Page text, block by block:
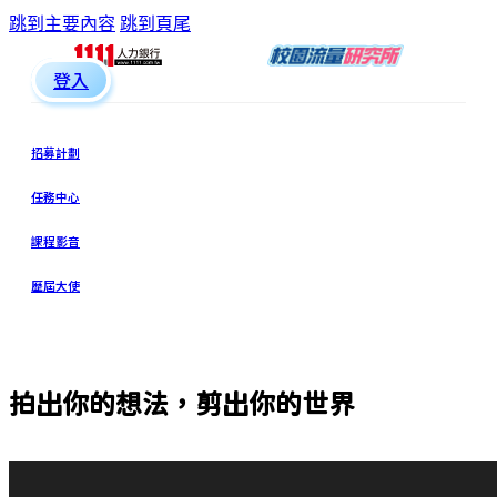
跳到主要內容 跳到頁尾
登入
招募計劃
任務中心
課程影音
歷屆大使
拍出你的想法，剪出你的世界